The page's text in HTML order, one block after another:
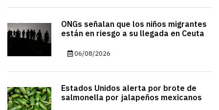
ONGs señalan que los niños migrantes
están en riesgo a su llegada en Ceuta
06/08/2026
Estados Unidos alerta por brote de
salmonella por jalapeños mexicanos